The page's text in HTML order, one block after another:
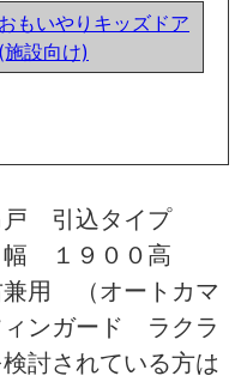
おもいやりキッズドア
(施設向け)
戸 引込タイプ
１９００高
兼用 （オートカマ
ンガード ラクラ
討されている方は